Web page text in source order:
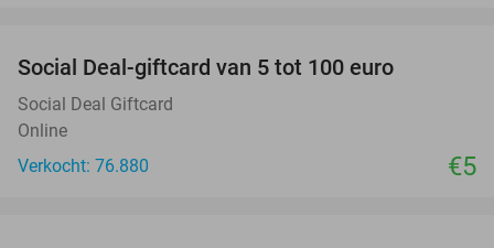
Social Deal-giftcard van 5 tot 100 euro
Social Deal Giftcard
Online
Verkocht: 76.880
€5